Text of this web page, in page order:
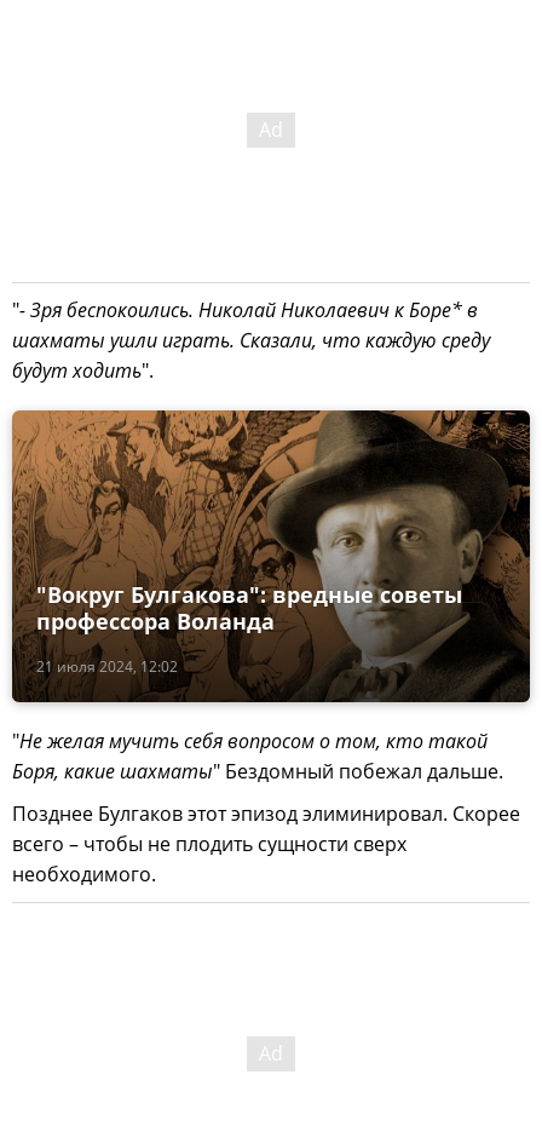
"- Зря беспокоились. Николай Николаевич к Боре* в
шахматы ушли играть. Сказали, что каждую среду
будут ходить".
21 июля 2024, 12:02
"Вокруг Булгакова": вредные советы
профессора Воланда
"Не желая мучить себя вопросом о том, кто такой
Боря, какие шахматы" Бездомный побежал дальше.
Позднее Булгаков этот эпизод элиминировал. Скорее
всего – чтобы не плодить сущности сверх
необходимого.